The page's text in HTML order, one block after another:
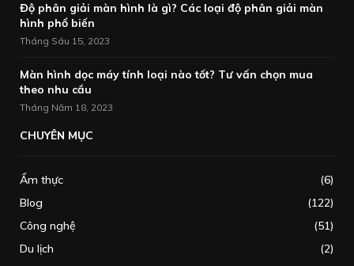
Độ phân giải màn hình là gì? Các loại độ phân giải màn
hình phổ biến
Tháng Sáu 15, 2023
Màn hình dọc máy tính loại nào tốt? Tư vấn chọn mua
theo nhu cầu
Tháng Năm 18, 2023
CHUYÊN MỤC
Ẩm thực
(6)
Blog
(122)
Công nghệ
(51)
Du lịch
(2)